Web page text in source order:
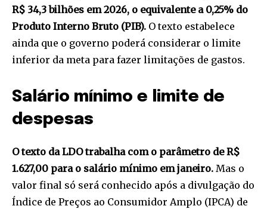
R$ 34,3 bilhões em 2026, o equivalente a 0,25% do
Produto Interno Bruto (PIB). O texto estabelece
ainda que o governo poderá considerar o limite
inferior da meta para fazer limitações de gastos.
Salário mínimo e limite de
despesas
O texto da LDO trabalha com o parâmetro de R$
1.627,00 para o salário mínimo em janeiro. Mas o
valor final só será conhecido após a divulgação do
Índice de Preços ao Consumidor Amplo (IPCA) de